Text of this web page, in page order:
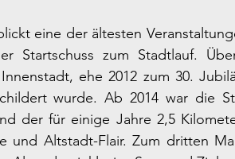
eine der ältesten
Startschuss zum Stadtlauf.
ehe 2012 zum 30.
wurde. Ab 2014 war die
der für einige Jahre 2,5
und Altstadt-Flair. Zum dritten